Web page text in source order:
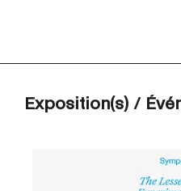
Exposition(s) /